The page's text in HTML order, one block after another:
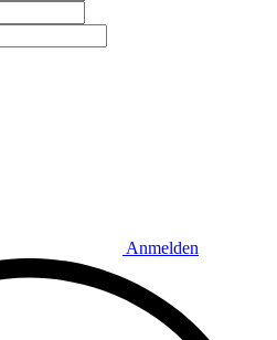
Anmelden